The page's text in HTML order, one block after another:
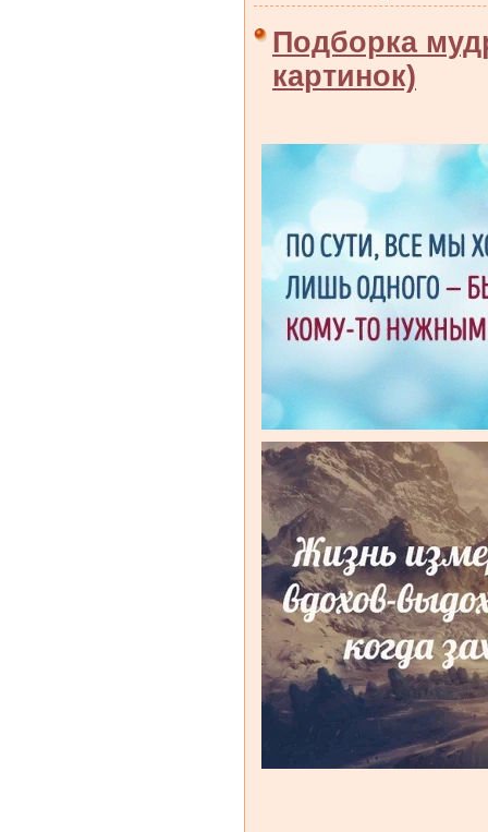
Подборка
картинок)